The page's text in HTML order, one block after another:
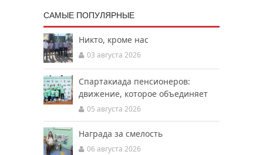
САМЫЕ ПОПУЛЯРНЫЕ
Никто, кроме нас
03 августа 2026
Спартакиада пенсионеров:
движение, которое объединяет
05 августа 2026
Награда за смелость
06 августа 2026